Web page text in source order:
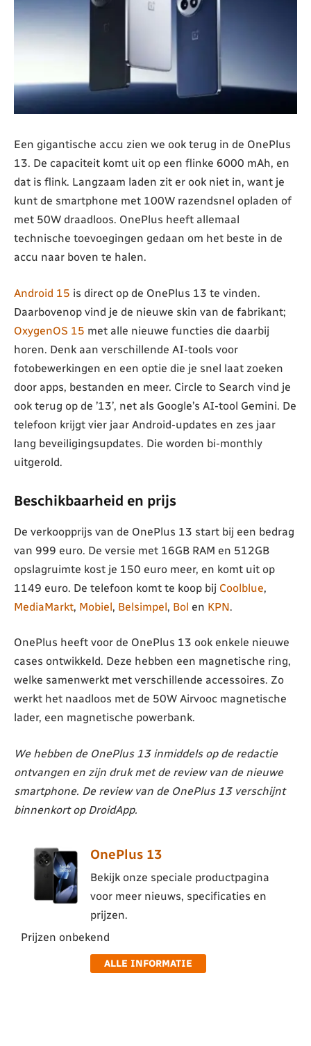
Een gigantische accu zien we ook terug in de OnePlus
13. De capaciteit komt uit op een flinke 6000 mAh, en
dat is flink. Langzaam laden zit er ook niet in, want je
kunt de smartphone met 100W razendsnel opladen of
met 50W draadloos. OnePlus heeft allemaal
technische toevoegingen gedaan om het beste in de
accu naar boven te halen.
Android 15 is direct op de OnePlus 13 te vinden.
Daarbovenop vind je de nieuwe skin van de fabrikant;
OxygenOS 15 met alle nieuwe functies die daarbij
horen. Denk aan verschillende AI-tools voor
fotobewerkingen en een optie die je snel laat zoeken
door apps, bestanden en meer. Circle to Search vind je
ook terug op de ’13’, net als Google’s AI-tool Gemini. De
telefoon krijgt vier jaar Android-updates en zes jaar
lang beveiligingsupdates. Die worden bi-monthly
uitgerold.
Beschikbaarheid en prijs
De verkoopprijs van de OnePlus 13 start bij een bedrag
van 999 euro. De versie met 16GB RAM en 512GB
opslagruimte kost je 150 euro meer, en komt uit op
1149 euro. De telefoon komt te koop bij Coolblue,
MediaMarkt, Mobiel, Belsimpel, Bol en KPN.
OnePlus heeft voor de OnePlus 13 ook enkele nieuwe
cases ontwikkeld. Deze hebben een magnetische ring,
welke samenwerkt met verschillende accessoires. Zo
werkt het naadloos met de 50W Airvooc magnetische
lader, een magnetische powerbank.
We hebben de OnePlus 13 inmiddels op de redactie
ontvangen en zijn druk met de review van de nieuwe
smartphone. De review van de OnePlus 13 verschijnt
binnenkort op DroidApp.
OnePlus 13
Bekijk onze speciale productpagina
voor meer nieuws, specificaties en
prijzen.
Prijzen onbekend
ALLE INFORMATIE